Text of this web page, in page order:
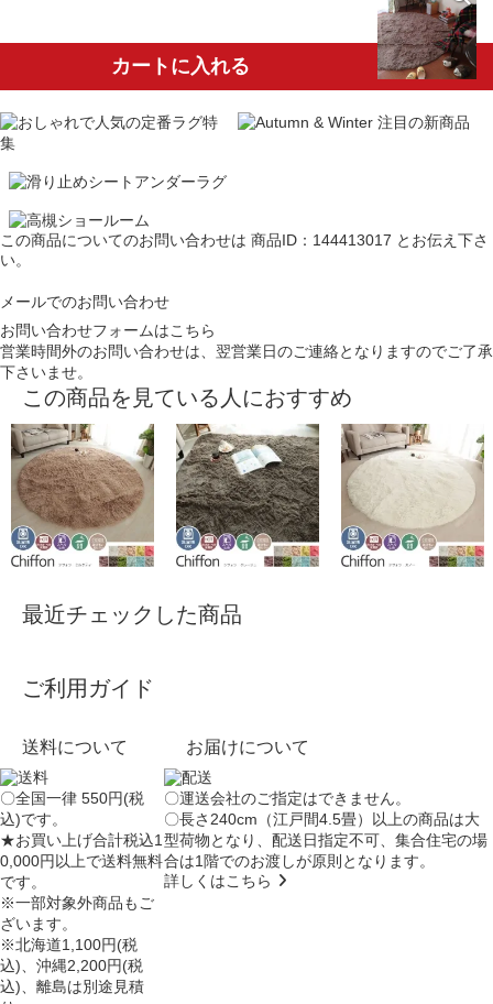
カートに入れる
この商品についてのお問い合わせは 商品ID：144413017 とお伝え下さ
い。
メールでのお問い合わせ
お問い合わせフォームはこちら
営業時間外のお問い合わせは、翌営業日のご連絡となりますのでご了承
下さいませ。
この商品を見ている人におすすめ
最近チェックした商品
ご利用ガイド
送料について
〇全国一律 550円(税
込)です。
★お買い上げ合計税込1
0,000円以上で送料無料
です。
※一部対象外商品もご
ざいます。
※北海道1,100円(税
込)、沖縄2,200円(税
込)、離島は別途見積
お届けについて
〇運送会社のご指定はできません。
〇長さ240cm（江戸間4.5畳）以上の商品は大
型荷物となり、配送日指定不可 、集合住宅の場
合は1階でのお渡しが原則となります。
詳しくはこちら